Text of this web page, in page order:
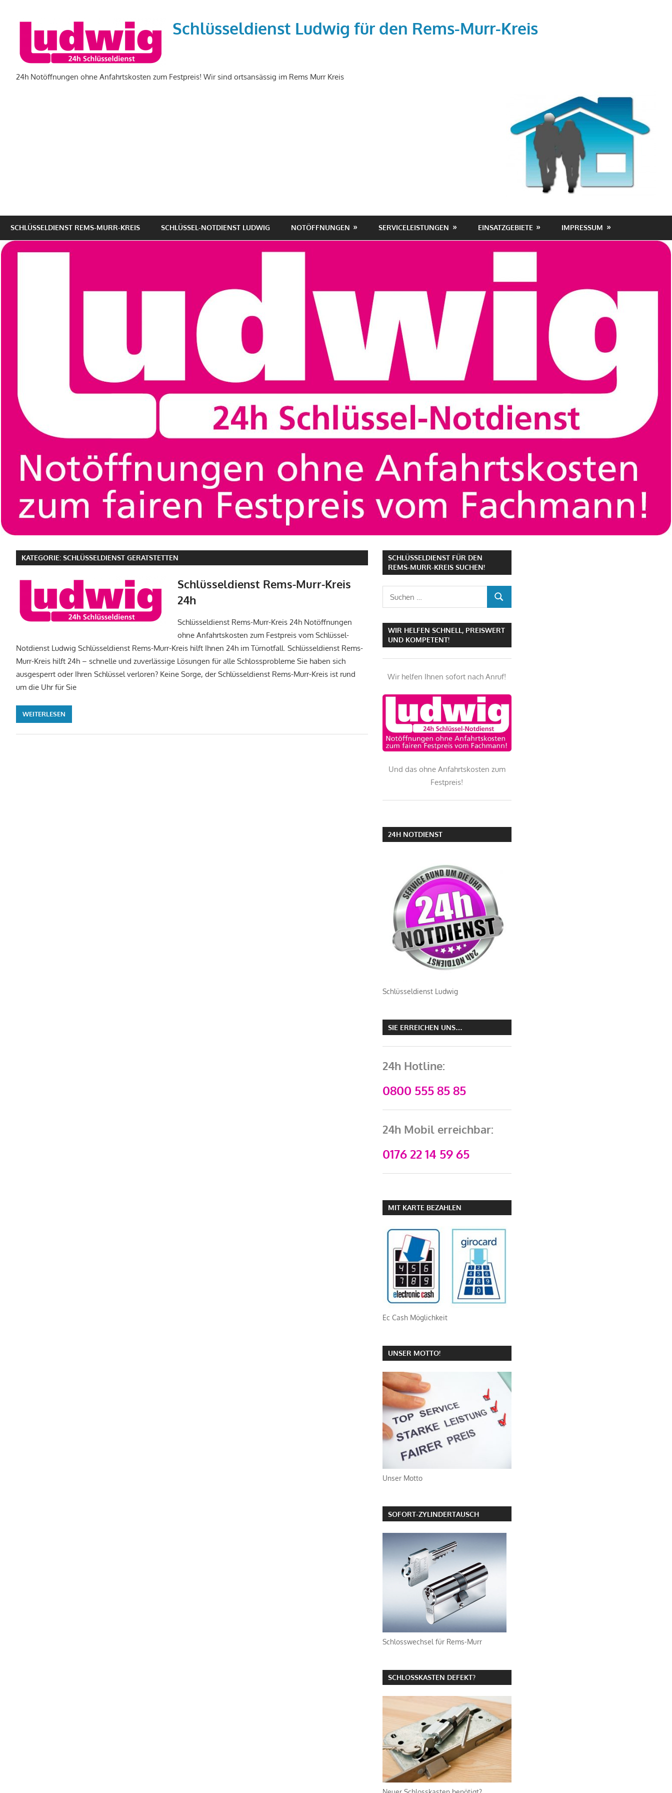
Schlüsseldienst Ludwig für den Rems-Murr-Kreis
24h Notöffnungen ohne Anfahrtskosten zum Festpreis! Wir sind ortsansässig im Rems Murr Kreis
SCHLÜSSELDIENST REMS-MURR-KREIS SCHLÜSSEL-NOTDIENST LUDWIG NOTÖFFNUNGEN SERVICELEISTUNGEN EINSATZGEBIETE IMPRESSUM
KATEGORIE:SCHLÜSSELDIENST GERATSTETTEN
Schlüsseldienst Rems-Murr-Kreis
24h
Schlüsseldienst Rems-Murr-Kreis 24h Notöffnungen
ohne Anfahrtskosten zum Festpreis vom Schlüssel-
Notdienst Ludwig Schlüsseldienst Rems-Murr-Kreis hilft Ihnen 24h im Türnotfall. Schlüsseldienst Rems-
Murr-Kreis hilft 24h – schnelle und zuverlässige Lösungen für alle Schlossprobleme Sie haben sich
ausgesperrt oder Ihren Schlüssel verloren? Keine Sorge, der Schlüsseldienst Rems-Murr-Kreis ist rund
um die Uhr für Sie
WEITERLESEN
SCHLÜSSELDIENST FÜR DEN
REMS-MURR-KREIS SUCHEN!
SUCHEN
WIR HELFEN SCHNELL, PREISWERT
UND KOMPETENT!
Wir helfen Ihnen sofort nach Anruf!
Und das ohne Anfahrtskosten zum
Festpreis!
24H NOTDIENST
Schlüsseldienst Ludwig
SIE ERREICHEN UNS…
24h Hotline:
0800 555 85 85
24h Mobil erreichbar:
0176 22 14 59 65
MIT KARTE BEZAHLEN
Ec Cash Möglichkeit
UNSER MOTTO!
Unser Motto
SOFORT-ZYLINDERTAUSCH
Schlosswechsel für Rems-Murr
SCHLOSSKASTEN DEFEKT?